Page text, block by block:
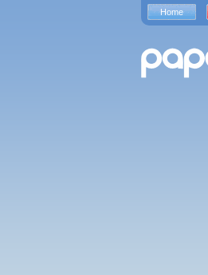
Home